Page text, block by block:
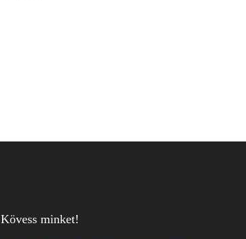
Kövess minket!